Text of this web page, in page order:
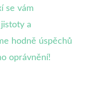
se vám
a
hodně úspěchů
oprávnění!